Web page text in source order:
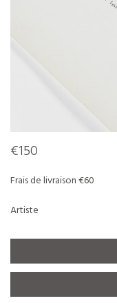
€150
Frais de livraison €60
Artiste